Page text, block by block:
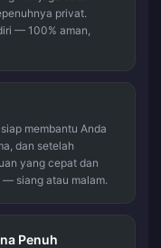
privat.
— 100% aman,
membantu Anda
dan setelah
yang cepat dan
siang atau malam.
Penuh